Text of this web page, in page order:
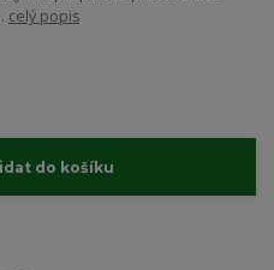
celý popis
do košíku